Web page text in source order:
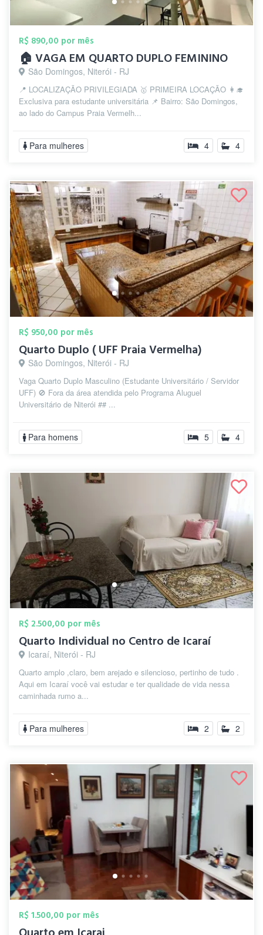
R$ 890,00 por mês
🏠 VAGA EM QUARTO DUPLO FEMININO
São Domingos, Niterói - RJ
📍 LOCALIZAÇÃO PRIVILEGIADA 🥇 PRIMEIRA LOCAÇÃO 👩‍🎓
Exclusiva para estudante universitária 📌 Bairro: São Domingos,
ao lado do Campus Praia Vermelh...
Para mulheres 4 4
R$ 950,00 por mês
Quarto Duplo ( UFF Praia Vermelha)
São Domingos, Niterói - RJ
Vaga Quarto Duplo Masculino (Estudante Universitário / Servidor
UFF) 🚫 Fora da área atendida pelo Programa Aluguel
Universitário de Niterói ## ...
Para homens 5 4
R$ 2.500,00 por mês
Quarto Individual no Centro de Icaraí
Icaraí, Niterói - RJ
Quarto amplo ,claro, bem arejado e silencioso, pertinho de tudo .
Aqui em Icaraí você vai estudar e ter qualidade de vida nessa
caminhada rumo a...
Para mulheres 2 2
R$ 1.500,00 por mês